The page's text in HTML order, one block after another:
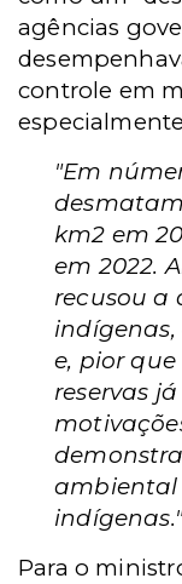
agências
controle em
"Em
km2 em
em 2022.
recusou a
e, pior
reservas
ambiental
Para o